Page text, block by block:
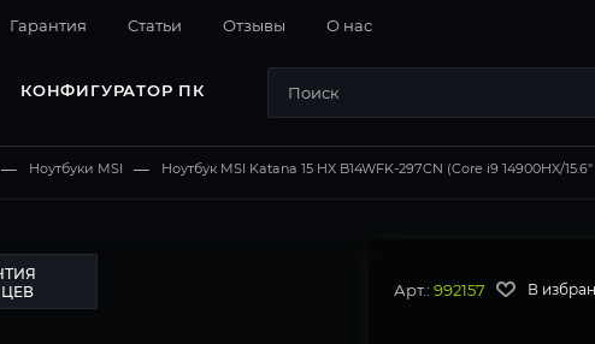
Гарантия Cтатьи Отзывы О нас
КОНФИГУРАТОР ПК
— Ноутбуки MSI — Ноутбук MSI Katana 15 HX B14WFK-297CN (Core i9 14900HX/
Арт.: 992157 В